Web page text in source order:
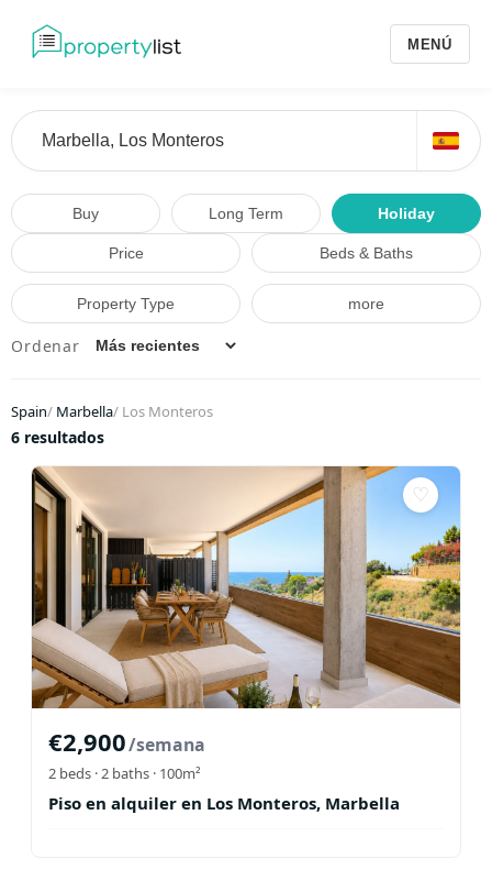
MENÚ
Buy Long Term Holiday
Price Beds & Baths
Property Type more
Ordenar
Spain/ Marbella/ Los Monteros
6 resultados
♡
€2,900/semana
2 beds ·2 baths · 100m²
Piso en alquiler en Los Monteros, Marbella